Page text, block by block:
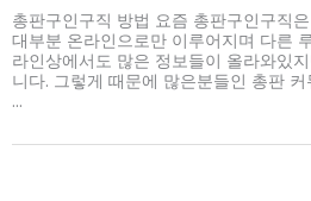
총판구인구직 방법 요즘 총판구인구직
대부분 온라인으로만 이루어지며 다른
라인상에서도 많은 정보들이 올라와있
니다. 그렇게 때문에 많은분들인 총판
...